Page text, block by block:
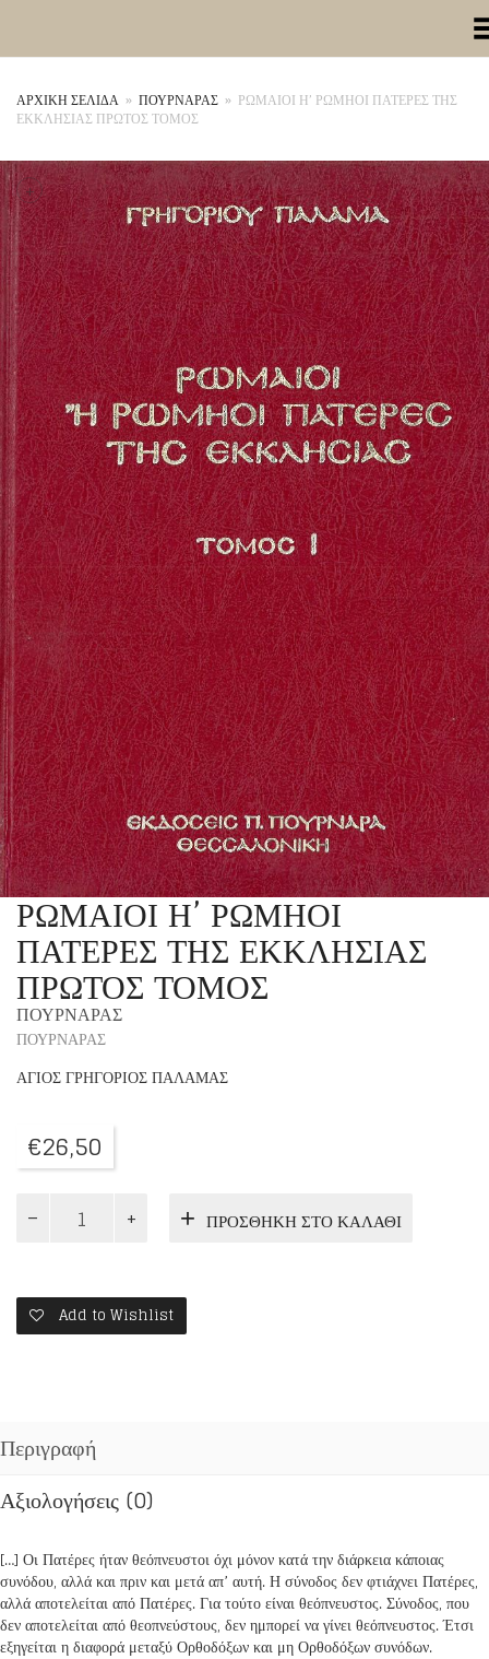
Toggle
ΑΡΧΙΚΉ ΣΕΛΊΔΑ » ΠΟΥΡΝΑΡΑΣ » ΡΩΜΑΙΟΙ Η’ ΡΩΜΗΟΙ ΠΑΤΕΡΕΣ ΤΗΣ
ΕΚΚΛΗΣΙΑΣ ΠΡΩΤΟΣ ΤΟΜΟΣ
+
ΡΩΜΑΙΟΙ Η’ ΡΩΜΗΟΙ
ΠΑΤΕΡΕΣ ΤΗΣ ΕΚΚΛΗΣΙΑΣ
ΠΡΩΤΟΣ ΤΟΜΟΣ
ΠΟΥΡΝΑΡΑΣ
ΠΟΥΡΝΑΡΑΣ
ΑΓΙΟΣ ΓΡΗΓΟΡΙΟΣ ΠΑΛΑΜΑΣ
€26,50
Η'
ΤΗΣ
ΕΚΚΛΗΣΙΑΣ
ΠΡΩΤΟΣ
ΠΡΟΣΘΉΚΗ ΣΤΟ ΚΑΛΆΘΙ
Add to Wishlist
Περιγραφή
Αξιολογήσεις (0)
[…] Οι Πατέρες ήταν θεόπνευστοι όχι μόνον κατά την διάρκεια κάποιας
συνόδου, αλλά και πριν και μετά απ’ αυτή. Η σύνοδος δεν φτιάχνει Πατέρες,
αλλά αποτελείται από Πατέρες. Για τούτο είναι θεόπνευστος. Σύνοδος, που
δεν αποτελείται από θεοπνεύστους, δεν ημπορεί να γίνει θεόπνευστος. Έτσι
εξηγείται η διαφορά μεταξύ Ορθοδόξων και μη Ορθοδόξων συνόδων.